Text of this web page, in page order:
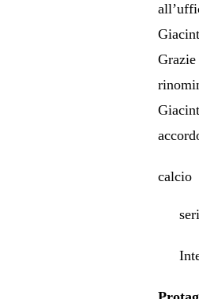
calcio